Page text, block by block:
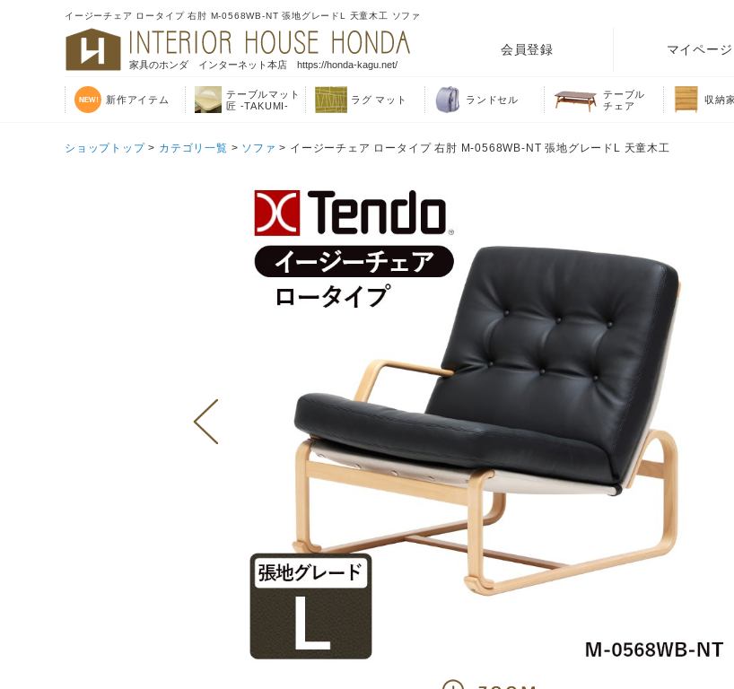
イージーチェア ロータイプ 右肘 M-0568WB-NT 張地グレードL 天童木工 ソファ
家具のホンダ インターネット本店 https://honda-kagu.net/
会員登録 マイページ
新作アイテム
テーブルマット
匠 -TAKUMI-
ラグ マット ランドセル
テーブル
チェア
収納
ショップトップ> カテゴリ一覧 > ソファ > イージーチェア ロータイプ 右肘 M-0568WB-NT 張地グレードL 天童木工